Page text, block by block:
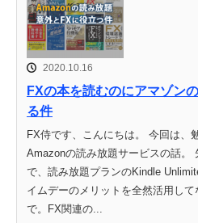
2020.10.16
FXの本を読むのにアマゾン
る件
FX侍です、こんにちは。 今回は、
Amazonの読み放題サービスの話。
で、読み放題プランのKindle
イムデーのメリットを全然活用して
で。FX関連の...